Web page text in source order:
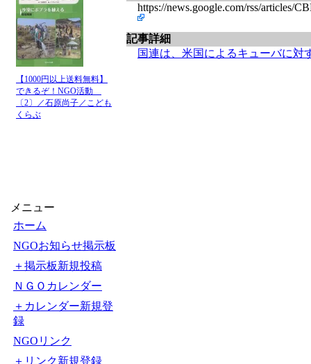
【1000円以上送料無料】
できるぞ！NGO活動
〔2〕／石原尚子／こども
くらぶ
メニュー
ホーム
NGOお知らせ掲示板
＋掲示板新規投稿
ＮＧＯカレンダー
＋カレンダー新規登
録
NGOリンク
＋リンク新規登録
https://news.google.com/rss/
記事詳細
国連は、米国によるキューバに対